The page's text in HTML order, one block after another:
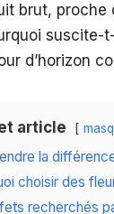
brut, proche
suscite-
d’horizon
article
la
choisir des
recherchés